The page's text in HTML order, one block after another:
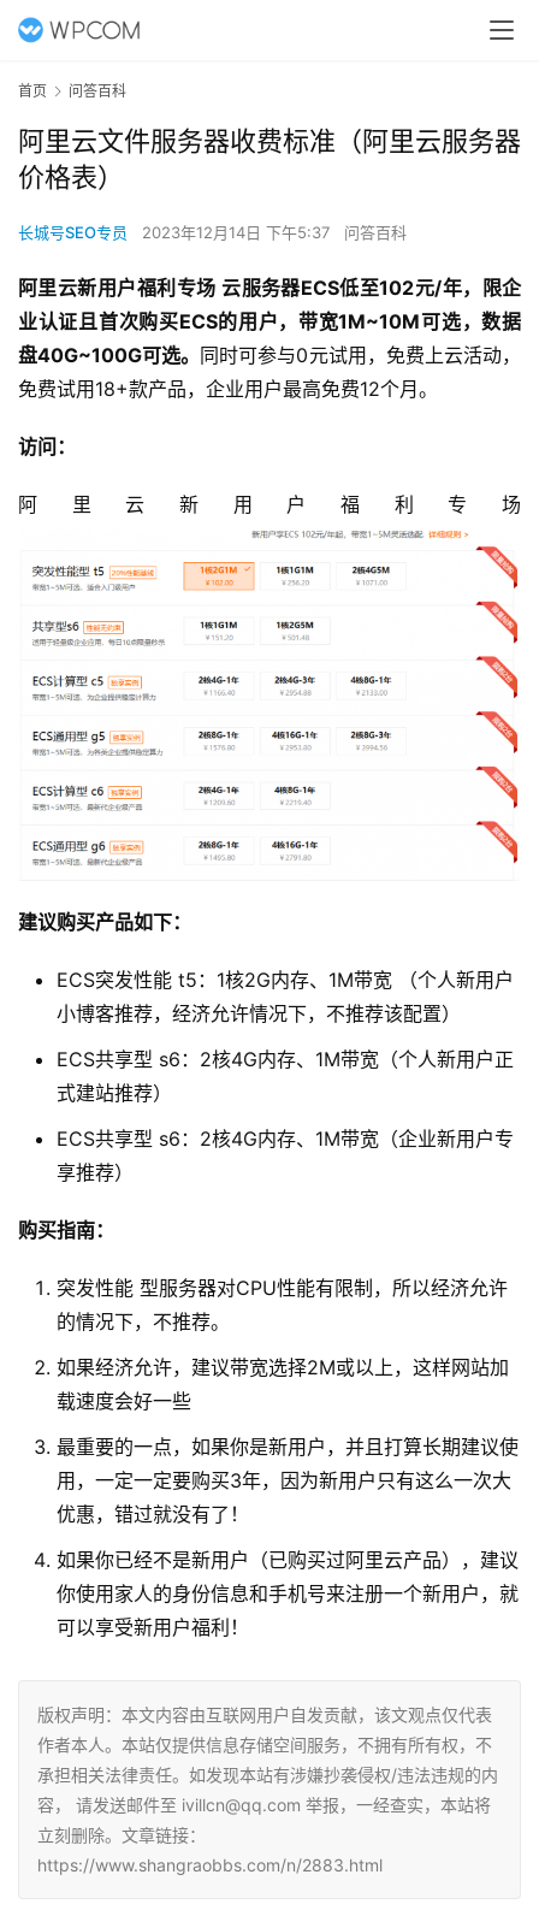
首页 问答百科
阿里云文件服务器收费标准（阿里云服务器
价格表）
长城号SEO专员 2023年12月14日 下午5:37 问答百科
阿里云新用户福利专场 云服务器ECS低至102元/年，限企
业认证且首次购买ECS的用户，带宽1M~10M可选，数据
盘40G~100G可选。 同时可参与0元试用，免费上云活动，
免费试用18+款产品，企业用户最高免费12个月。
访问：
阿里云新用户福利专场
建议购买产品如下：
ECS突发性能 t5：1核2G内存、1M带宽 （个人新用户
小博客推荐，经济允许情况下，不推荐该配置）
ECS共享型 s6：2核4G内存、1M带宽（个人新用户正
式建站推荐）
ECS共享型 s6：2核4G内存、1M带宽（企业新用户专
享推荐）
购买指南：
突发性能 型服务器对CPU性能有限制，所以经济允许
的情况下，不推荐。
如果经济允许，建议带宽选择2M或以上，这样网站加
载速度会好一些
最重要的一点，如果你是新用户，并且打算长期建议使
用，一定一定要购买3年，因为新用户只有这么一次大
优惠，错过就没有了！
如果你已经不是新用户（已购买过阿里云产品），建议
你使用家人的身份信息和手机号来注册一个新用户，就
可以享受新用户福利！
版权声明：本文内容由互联网用户自发贡献，该文观点仅代表
作者本人。本站仅提供信息存储空间服务，不拥有所有权，不
承担相关法律责任。如发现本站有涉嫌抄袭侵权/违法违规的内
容， 请发送邮件至 ivillcn@qq.com 举报，一经查实，本站将
立刻删除。文章链接：
https://www.shangraobbs.com/n/2883.html